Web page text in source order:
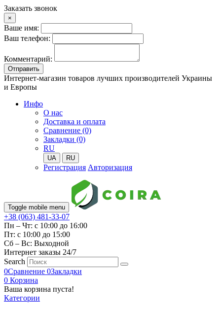
Заказать звонок
×
Ваше имя:
Ваш телефон:
Комментарий:
Отправить
Интернет-магазин товаров лучших производителей Украины
и Европы
Инфо
О нас
Доставка и оплата
Сравнение (0)
Закладки (0)
RU
UA RU
Регистрация Авторизация
Toggle mobile menu
+38 (063) 481-33-07
Пн – Чт: с 10:00 до 16:00
Пт: с 10:00 до 15:00
Сб – Вс: Выходной
Интернет заказы 24/7
Search
0Сравнение 0Закладки
0 Корзина
Ваша корзина пуста!
Категории